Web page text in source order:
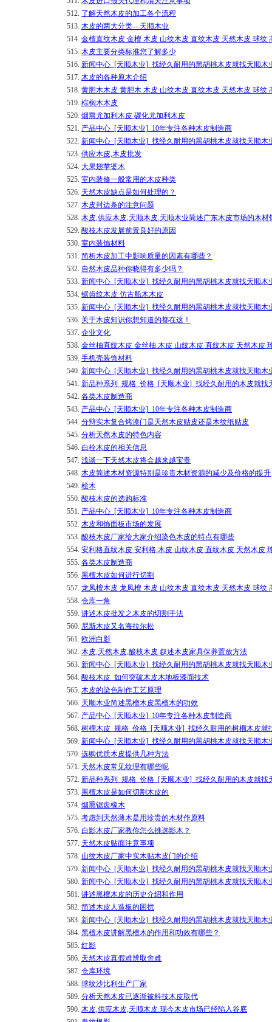
512. 了解天然木皮的加工各个流程
513. 木皮的两大分类—天顺木业
514. 金檀直纹木皮 金檀 木皮 山纹木皮 直纹木皮 天然木皮 球纹
515. 木皮主要分类标准您了解多少
516. 新闻中心_[天顺木业]_找经久耐用的黑胡桃木皮就找天顺木
517. 木皮的各种原木介绍
518. 黄胆木木皮 黄胆木 木皮 山纹木皮 直纹木皮 天然木皮 球纹
519. 棕榈木木皮
520. 烟熏尤加利木皮 碳化尤加利木皮
521. 产品中心_[天顺木业]_10年专注各种木皮制造商
522. 新闻中心_[天顺木业]_找经久耐用的黑胡桃木皮就找天顺木
523. 供应木皮,木皮批发
524. 大果翅苹婆木
525. 室内装修一般常用的木皮种类
526. 天然木皮缺点是如何处理的？
527. 木皮封边条的注意问题
528. 木皮,供应木皮,天顺木皮.天顺木业简述广东木皮市场的木材
529. 酸枝木皮发展前景良好的原因
530. 室内装饰材料
531. 简析木皮加工中影响质量的因素有哪些？
532. 自然木皮品种你晓得有多少吗？
533. 新闻中心_[天顺木业]_找经久耐用的黑胡桃木皮就找天顺木
534. 锯齿纹木皮 仿古船木木皮
535. 新闻中心_[天顺木业]_找经久耐用的黑胡桃木皮就找天顺木
536. 关于木皮知识你想知道的都在这！
537. 企业文化
538. 金丝柚直纹木皮 金丝柚 木皮 山纹木皮 直纹木皮 天然木皮
539. 手机壳装饰材料
540. 新闻中心_[天顺木业]_找经久耐用的黑胡桃木皮就找天顺木
541. 新品种系列_规格_价格_[天顺木业]_找经久耐用的木皮就找
542. 各类木皮制造商
543. 产品中心_[天顺木业]_10年专注各种木皮制造商
544. 分辩实木复合烤漆门是天然木皮贴皮还是木纹纸贴皮
545. 分析天然木皮的特色内容
546. 白栓木皮的相关信息
547. 浅谈一下天然木皮将会越来越宝贵
548. 木皮简述木材资源特别是珍贵木材资源的减少及价格的提升
549. 桧木
550. 酸枝木皮的选购标准
551. 产品中心_[天顺木业]_10年专注各种木皮制造商
552. 木皮和饰面板市场的发展
553. 酸枝木皮厂家给大家介绍染色木皮的特点有哪些
554. 安利格直纹木皮 安利格 木皮 山纹木皮 直纹木皮 天然木皮
555. 各类木皮制造商
556. 黑檀木皮如何进行切割
557. 龙凤檀木皮 龙凤檀 木皮 山纹木皮 直纹木皮 天然木皮 球纹
558. 仓库一角
559. 讲述木皮批发之木皮的切割手法
560. 尼斯木皮又名海拉尔松
561. 欧洲白影
562. 木皮,天然木皮,酸枝木皮.叙述木皮家具保养置放方法
563. 新闻中心_[天顺木业]_找经久耐用的黑胡桃木皮就找天顺木
564. 酸枝木皮_如何突破木皮木地板漆面技术
565. 木皮的染色制作工艺原理
566. 天顺木业简述黑檀木皮黑檀木的功效
567. 产品中心_[天顺木业]_10年专注各种木皮制造商
568. 树榴木皮_规格_价格_[天顺木业]_找经久耐用的树榴木皮就
569. 新闻中心_[天顺木业]_找经久耐用的黑胡桃木皮就找天顺木
570. 选购优质木皮提供几种方法
571. 天然木皮常见纹理有哪些呢
572. 新品种系列_规格_价格_[天顺木业]_找经久耐用的木皮就找
573. 黑檀木皮是如何切割木皮的
574. 烟熏锯齿橡木
575. 考虑到天然薄木是用珍贵的木材作原料
576. 白影木皮厂家教你怎么挑选影木？
577. 天然木皮贴面注意事项
578. 山纹木皮厂家中实木贴木皮门的介绍
579. 新闻中心_[天顺木业]_找经久耐用的黑胡桃木皮就找天顺木
580. 新闻中心_[天顺木业]_找经久耐用的黑胡桃木皮就找天顺木
581. 讲述黑檀木皮的历史介绍和作用
582. 简述木皮人造板的困扰
583. 新闻中心_[天顺木业]_找经久耐用的黑胡桃木皮就找天顺木
584. ​黑檀木皮讲解黑檀木的作用和功效有哪些？
585. 红影
586. 天然木皮真假难辨取舍难
587. 仓库环境
588. 球纹沙比利生产厂家
589. 分析天然木皮已逐渐被科技木皮取代
590. 木皮,供应木皮,天顺木皮.现今木皮市场已经陷入谷底